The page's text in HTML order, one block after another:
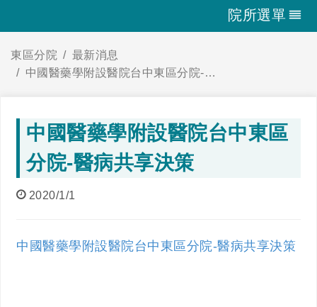
院所選單
東區分院
最新消息
中國醫藥學附設醫院台中東區分院-醫病共享決策
中國醫藥學附設醫院台中東區
分院-醫病共享決策
2020/1/1
中國醫藥學附設醫院台中東區分院-醫病共享決策